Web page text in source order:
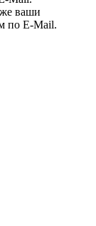
ваши
по E-Mail.